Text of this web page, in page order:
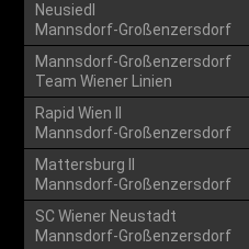
Neusiedl
Mannsdorf-Großenzersdorf
Mannsdorf-Großenzersdorf
Team Wiener Linien
Rapid Wien II
Mannsdorf-Großenzersdorf
Mattersburg II
Mannsdorf-Großenzersdorf
SC Wiener Neustadt
Mannsdorf-Großenzersdorf